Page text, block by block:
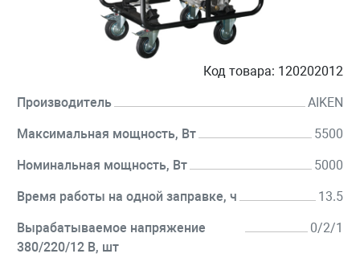
Код товара: 120202012
Производитель AIKEN
Максимальная мощность, Вт 5500
Номинальная мощность, Вт 5000
Время работы на одной заправке, ч 13.5
Вырабатываемое напряжение
380/220/12 В, шт
0/2/1